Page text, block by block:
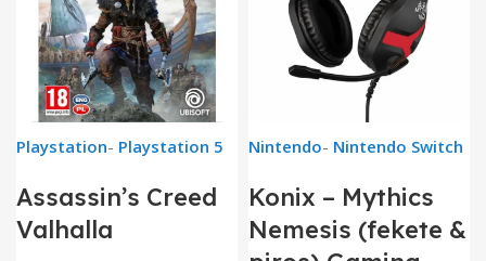
Playstation- Playstation 5
Assassin’s Creed
Valhalla
Nintendo- Nintendo Switch
Konix – Mythics
Nemesis (fekete &